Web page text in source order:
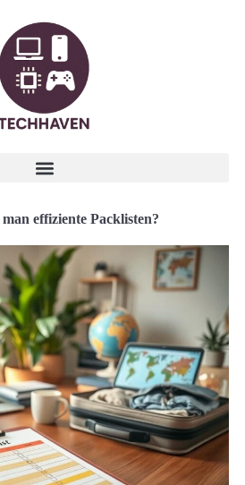
effiziente Packlisten?